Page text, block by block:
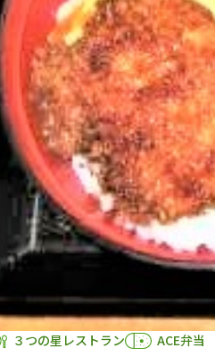
３つの星レストラン ACE弁当